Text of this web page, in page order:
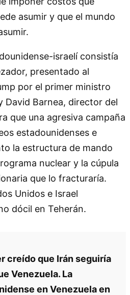
asumir y que el mundo
israelí consistía
presentado al
por el primer ministro
David Barnea, director del
que una agresiva campaña
estadounidenses e
la estructura de mando
nuclear y la cúpula
que lo fracturaría.
Unidos e Israel
dócil en Teherán.
creído que Irán seguiría
Venezuela. La
en Venezuela en